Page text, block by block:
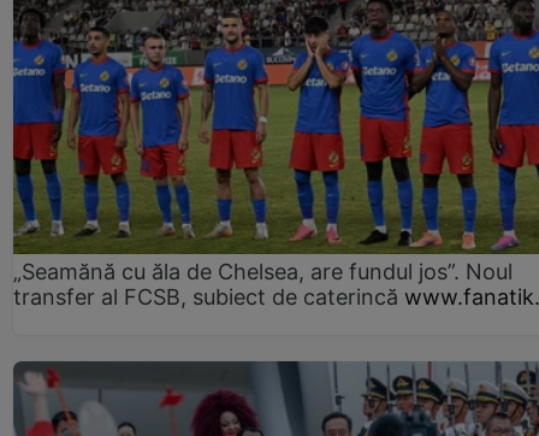
„Seamănă cu ăla de Chelsea, are fundul jos”. Noul
transfer al FCSB, subiect de caterincă